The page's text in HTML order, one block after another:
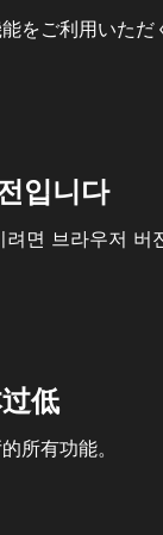
をご利用いた
입니다
면 브라우저 버
低
所有功能。